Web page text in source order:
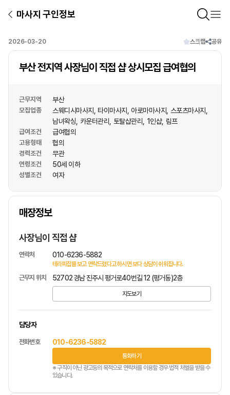
마사지 구인정보
2026-03-20 스크랩 공유
부산 전지역 사장님이 직접 샵 상시모집 급여협의
근무지역 부산
모집업종 스웨디시마사지 타이마사지 아로마마사지
스포츠마사지
남녀왁싱 카운터관리 토탈샵관리 1인샵 림프
급여조건 급여협의
고용형태 협의
경력조건 무관
연령조건 50세 이하
성별조건 여자
매장정보
상호명
사장님이 직접 샵
연락처 010-6236-5882
테라피잡를 보고 연락드렸다고 하시면 보다 상담이 쉬워집니다.
근무지 위치 52702 경남 진주시 평거로40번길 12 (평거동)2층
지도보기
담당자
전화번호 010-6236-5882
통화하기
※ 구직이 아닌 광고등의 목적으로 연락처를 이용할 경우 법적 처벌을 받을 수
있습니다.